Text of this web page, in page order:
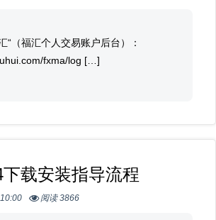
“（福汇个人交易账户后台）：
fxma/log […]
载安装指导流程
阅读 3866